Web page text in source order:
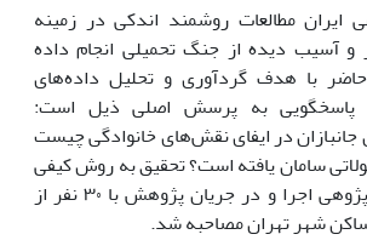
ایران مطالعات روشمند اندکی در زمینه
و آسیب دیده از جنگ تحمیلی انجام داده
با هدف گردآوری و تحلیل داده‌های
پاسخگویی به پرسش اصلی ذیل است:
در ایفای نقش‌های خانوادگی چیست
سامان یافته است؟ تحقیق به روش کیفی
و مبتنی بر روایت پژوهی اجرا و در جریان پژوهش با ۳۰ نفر از
شهر تهران مصاحبه شد.